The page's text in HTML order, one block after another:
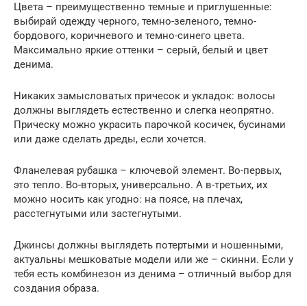
Цвета – преимущественно темные и приглушенные:
выбирай одежду черного, темно-зеленого, темно-
бордового, коричневого и темно-синего цвета.
Максимально яркие оттенки – серый, белый и цвет
денима.
Никаких замысловатых причесок и укладок: волосы
должны выглядеть естественно и слегка неопрятно.
Прическу можно украсить парочкой косичек, бусинами
или даже сделать дреды, если хочется.
Фланелевая рубашка – ключевой элемент. Во-первых,
это тепло. Во-вторых, универсально. А в-третьих, их
можно носить как угодно: на поясе, на плечах,
расстегнутыми или застегнутыми.
Джинсы должны выглядеть потертыми и ношенными,
актуальны мешковатые модели или же – скинни. Если у
тебя есть комбинезон из денима – отличный выбор для
создания образа.